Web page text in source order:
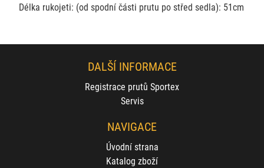
Délka rukojeti: (od spodní části prutu po střed sedla): 51cm
DALŠÍ INFORMACE
Registrace prutů Sportex
Servis
NAVIGACE
Úvodní strana
Katalog zboží